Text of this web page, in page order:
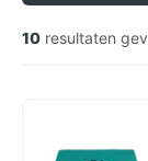
10 resultaten